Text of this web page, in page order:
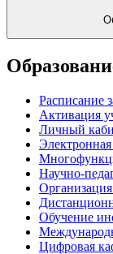
Расписание
Активация
Личный
Научно-
Обучение
Цифровая